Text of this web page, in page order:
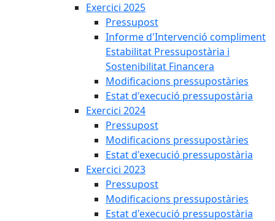
Exercici 2025
Pressupost
Informe d'Intervenció compliment
Estabilitat Pressupostària i
Sostenibilitat Financera
Modificacions pressupostàries
Estat d'execució pressupostària
Exercici 2024
Pressupost
Modificacions pressupostàries
Estat d'execució pressupostària
Exercici 2023
Pressupost
Modificacions pressupostàries
Estat d'execució pressupostària